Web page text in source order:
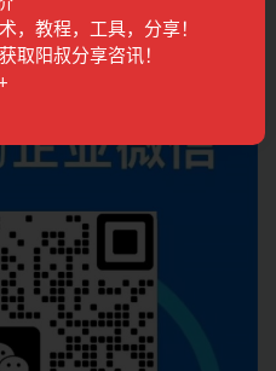
前 290
，教程，工具，分享！
取阳叔分享咨讯！